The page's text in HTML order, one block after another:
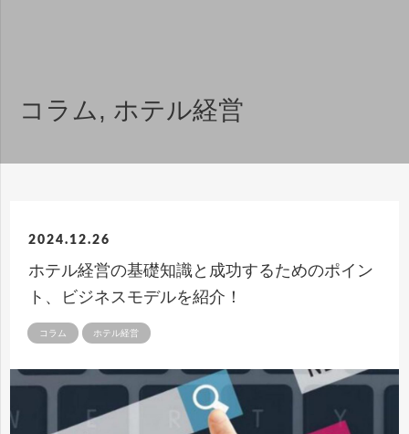
コラム, ホテル経営
2024.12.26
ホテル経営の基礎知識と成功するためのポイン
ト、ビジネスモデルを紹介！
コラム ホテル経営